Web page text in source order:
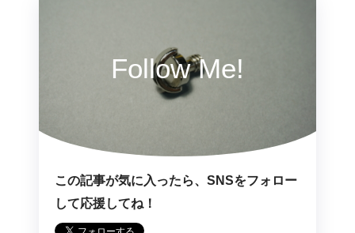
Follow Me!
この記事が気に入ったら、SNSをフォロー
して応援してね！